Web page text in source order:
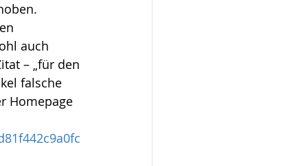
auch
– „für den
falsche
Homepage